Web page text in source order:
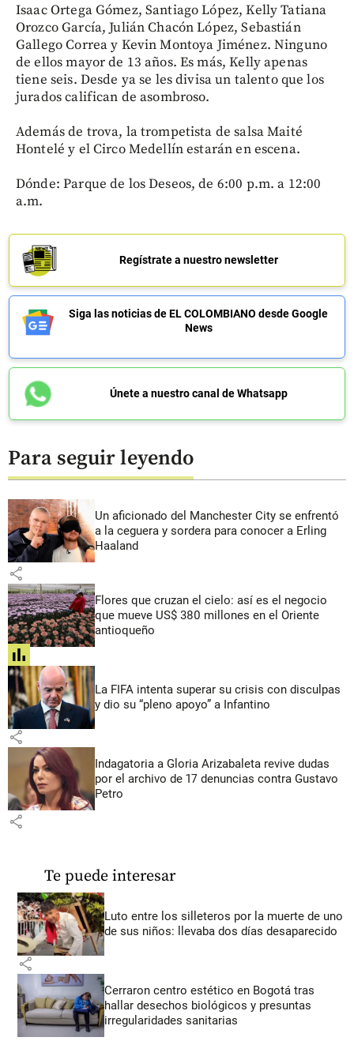
Isaac Ortega Gómez, Santiago López, Kelly Tatiana
Orozco García, Julián Chacón López, Sebastián
Gallego Correa y Kevin Montoya Jiménez. Ninguno
de ellos mayor de 13 años. Es más, Kelly apenas
tiene seis. Desde ya se les divisa un talento que los
jurados califican de asombroso.
Además de trova, la trompetista de salsa Maité
Hontelé y el Circo Medellín estarán en escena.
Dónde: Parque de los Deseos, de 6:00 p.m. a 12:00
a.m.
Regístrate a nuestro newsletter
Siga las noticias de EL COLOMBIANO desde Google
News
Únete a nuestro canal de Whatsapp
Para seguir leyendo
Un aficionado del Manchester City se enfrentó
a la ceguera y sordera para conocer a Erling
Haaland
share
Flores que cruzan el cielo: así es el negocio
que mueve US$ 380 millones en el Oriente
antioqueño
share
La FIFA intenta superar su crisis con disculpas
y dio su “pleno apoyo” a Infantino
share
Indagatoria a Gloria Arizabaleta revive dudas
por el archivo de 17 denuncias contra Gustavo
Petro
share
Te puede interesar
Luto entre los silleteros por la muerte de uno
de sus niños: llevaba dos días desaparecido
share
Cerraron centro estético en Bogotá tras
hallar desechos biológicos y presuntas
irregularidades sanitarias